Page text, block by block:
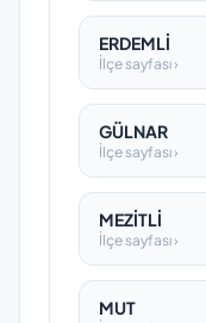
ERDEMLİ
İlçe sayfası ›
GÜLNAR
İlçe sayfası ›
MEZİTLİ
İlçe sayfası ›
MUT